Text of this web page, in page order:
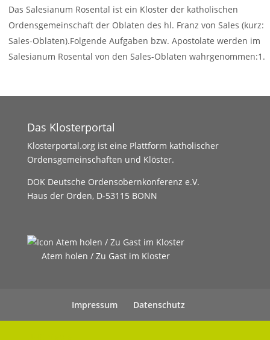
Das Salesianum Rosental ist ein Kloster der katholischen
Ordensgemeinschaft der Oblaten des hl. Franz von Sales (kurz:
Sales-Oblaten).Folgende Aufgaben bzw. Apostolate werden im
Salesianum Rosental von den Sales-Oblaten wahrgenommen:1.
Das Klosterportal
Klosterportal.org ist eine Plattform katholischer
Ordensgemeinschaften und Klöster.
DOK Deutsche Ordensobernkonferenz e.V.
Haus der Orden, D-53115 BONN
Atem holen / Zu Gast im Kloster
Impressum Datenschutz